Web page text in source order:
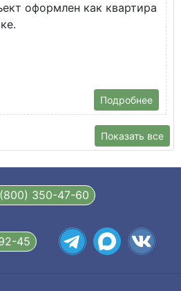
оформлен как квартира
Подробнее
Показать все
350-47-60
45